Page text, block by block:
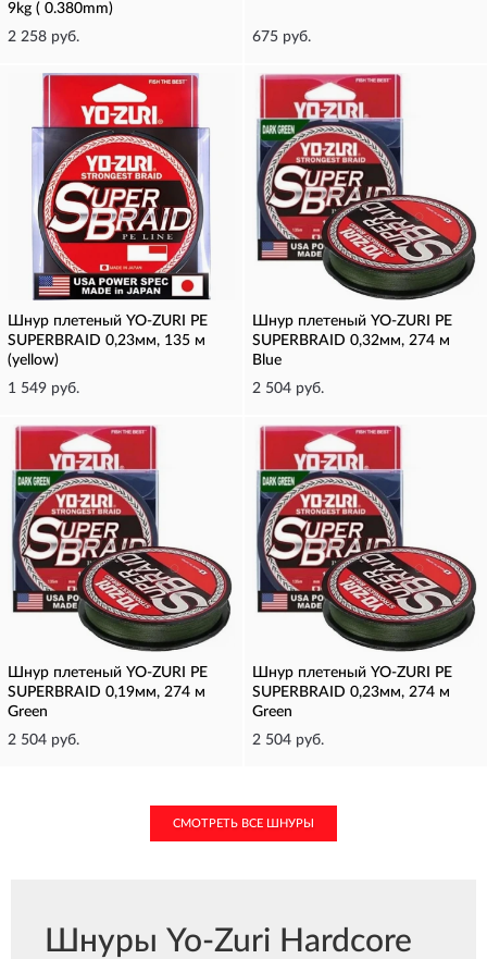
9kg ( 0.380mm)
2 258 руб.
675 руб.
Шнур плетеный YO-ZURI PE
SUPERBRAID 0,23мм, 135 м
(yellow)
1 549 руб.
Шнур плетеный YO-ZURI PE
SUPERBRAID 0,32мм, 274 м
Blue
2 504 руб.
Шнур плетеный YO-ZURI PE
SUPERBRAID 0,19мм, 274 м
Green
2 504 руб.
Шнур плетеный YO-ZURI PE
SUPERBRAID 0,23мм, 274 м
Green
2 504 руб.
СМОТРЕТЬ ВСЕ ШНУРЫ
Шнуры Yo-Zuri Hardcore